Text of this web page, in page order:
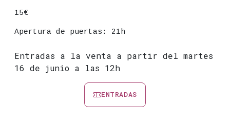
Precio
15€
Apertura de puertas: 21h
Entradas a la venta a partir del martes
16 de junio a las 12h
ENTRADAS